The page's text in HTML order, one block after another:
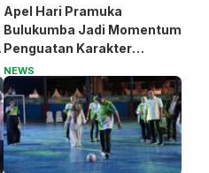
Apel Hari Pramuka
Bulukumba Jadi Momentum
Penguatan Karakter
Generasi Muda
NEWS